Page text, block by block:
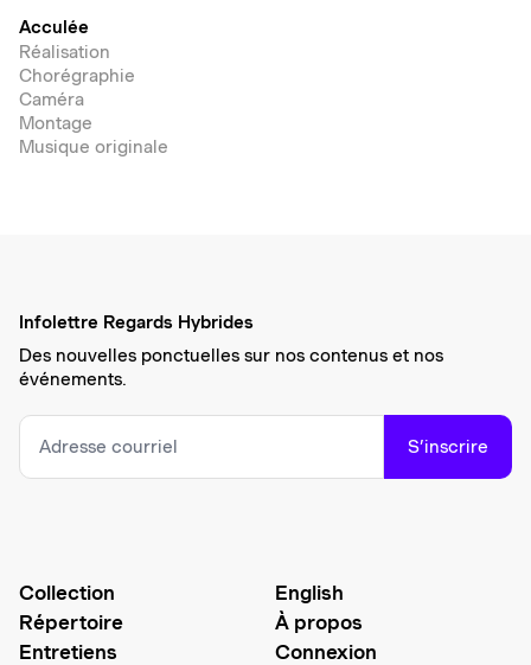
Acculée
Réalisation
Chorégraphie
Caméra
Montage
Musique originale
Infolettre Regards Hybrides
Des nouvelles ponctuelles sur nos contenus et nos
événements.
S’inscrire
Collection
Répertoire
Entretiens
English
À propos
Connexion